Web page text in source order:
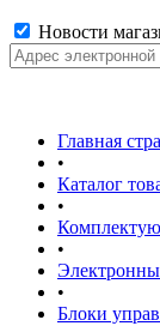
Новости
Главная
•
Каталог
•
•
•
Блоки